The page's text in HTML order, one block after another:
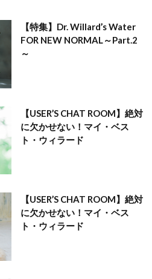
【特集】Dr. Willard’s Water
FOR NEW NORMAL～Part.2
～
【USER’S CHAT ROOM】絶対
に欠かせない！マイ・ベス
ト・ウィラード
【USER’S CHAT ROOM】絶対
に欠かせない！マイ・ベス
ト・ウィラード